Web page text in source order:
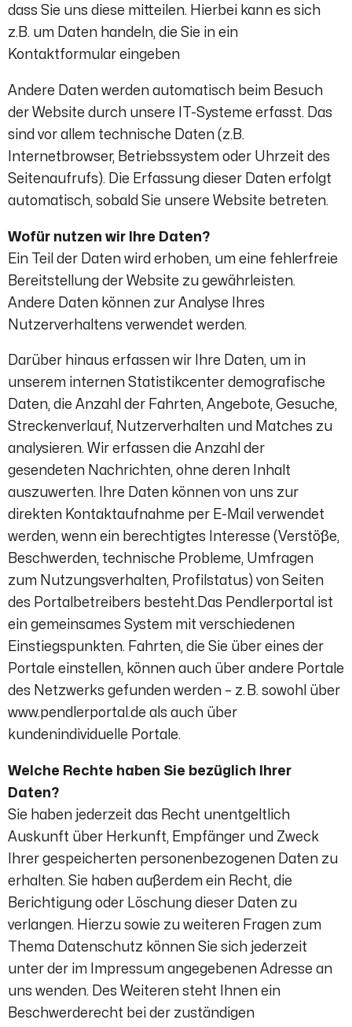
dass Sie uns diese mitteilen. Hierbei kann es sich
z.B. um Daten handeln, die Sie in ein
Kontaktformular eingeben
Andere Daten werden automatisch beim Besuch
der Website durch unsere IT-Systeme erfasst. Das
sind vor allem technische Daten (z.B.
Internetbrowser, Betriebssystem oder Uhrzeit des
Seitenaufrufs). Die Erfassung dieser Daten erfolgt
automatisch, sobald Sie unsere Website betreten.
Wofür nutzen wir Ihre Daten?
Ein Teil der Daten wird erhoben, um eine fehlerfreie
Bereitstellung der Website zu gewährleisten.
Andere Daten können zur Analyse Ihres
Nutzerverhaltens verwendet werden.
Darüber hinaus erfassen wir Ihre Daten, um in
unserem internen Statistikcenter demografische
Daten, die Anzahl der Fahrten, Angebote, Gesuche,
Streckenverlauf, Nutzerverhalten und Matches zu
analysieren. Wir erfassen die Anzahl der
gesendeten Nachrichten, ohne deren Inhalt
auszuwerten. Ihre Daten können von uns zur
direkten Kontaktaufnahme per E-Mail verwendet
werden, wenn ein berechtigtes Interesse (Verstöße,
Beschwerden, technische Probleme, Umfragen
zum Nutzungsverhalten, Profilstatus) von Seiten
des Portalbetreibers besteht.Das Pendlerportal ist
ein gemeinsames System mit verschiedenen
Einstiegspunkten. Fahrten, die Sie über eines der
Portale einstellen, können auch über andere Portale
des Netzwerks gefunden werden – z. B. sowohl über
www.pendlerportal.de als auch über
kundenindividuelle Portale.
Welche Rechte haben Sie bezüglich Ihrer
Daten?
Sie haben jederzeit das Recht unentgeltlich
Auskunft über Herkunft, Empfänger und Zweck
Ihrer gespeicherten personenbezogenen Daten zu
erhalten. Sie haben außerdem ein Recht, die
Berichtigung oder Löschung dieser Daten zu
verlangen. Hierzu sowie zu weiteren Fragen zum
Thema Datenschutz können Sie sich jederzeit
unter der im Impressum angegebenen Adresse an
uns wenden. Des Weiteren steht Ihnen ein
Beschwerderecht bei der zuständigen